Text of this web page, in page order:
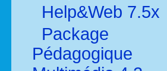
Help&Web 7.5x
Package
Pédagogique